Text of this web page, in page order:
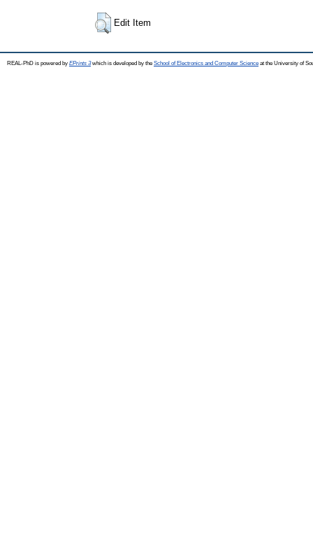
Edit Item
REAL-PhD is powered by EPrints 3which is developed by the School of Electronics and Computer Science at the University of